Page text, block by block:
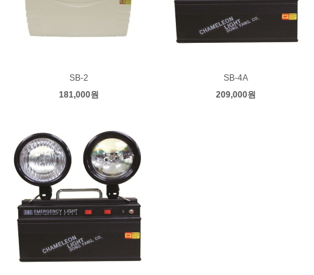
SB-2
181,000원
SB-4A
209,000원